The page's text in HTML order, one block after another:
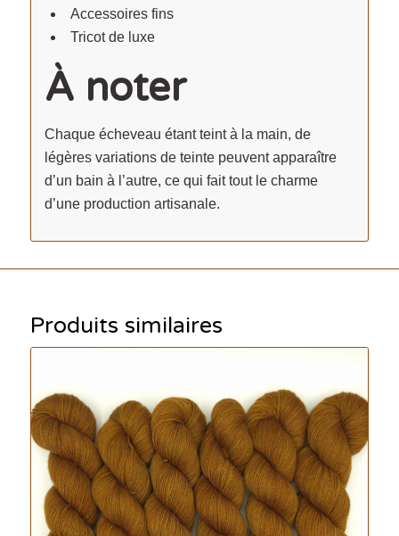
Accessoires fins
Tricot de luxe
À noter
Chaque écheveau étant teint à la main, de
légères variations de teinte peuvent apparaître
d’un bain à l’autre, ce qui fait tout le charme
d’une production artisanale.
Produits similaires